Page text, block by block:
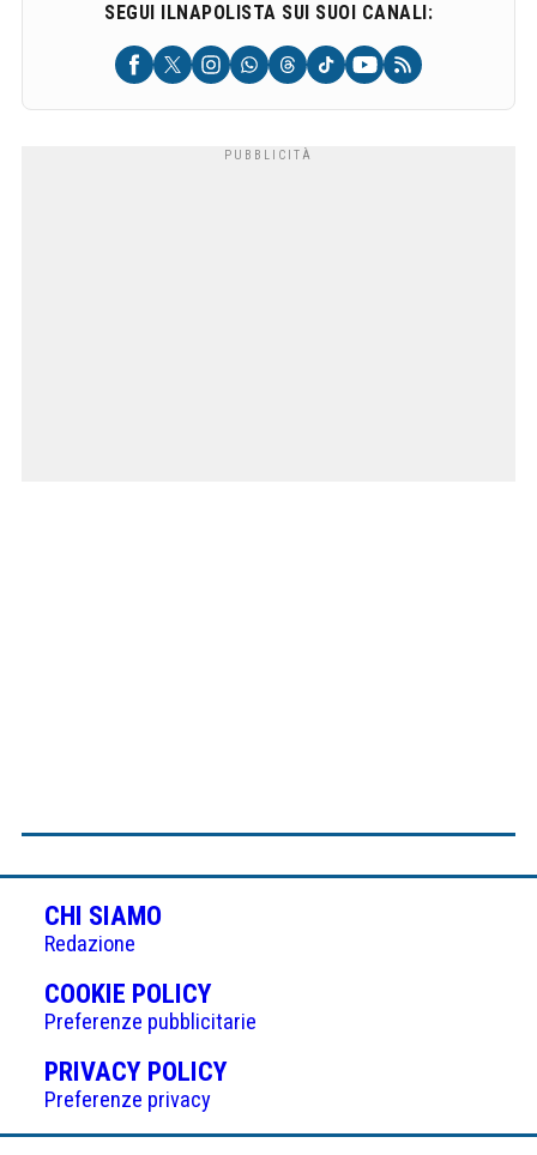
SEGUI ILNAPOLISTA SUI SUOI CANALI:
CHI SIAMO
Redazione
COOKIE POLICY(APRE
IN
UNA
NUOVA
Preferenze pubblicitarie
PRIVACY POLICY(APRE
UNA
Preferenze privacy